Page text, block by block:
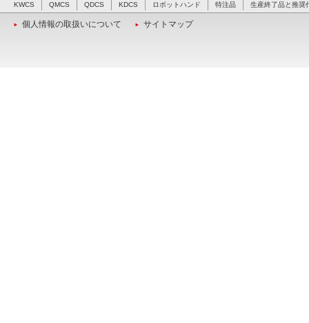
KWCS
QMCS QDCS KDCS ロボットハンド 特注品 生産終了品と推奨
個人情報の取扱いについて サイトマップ